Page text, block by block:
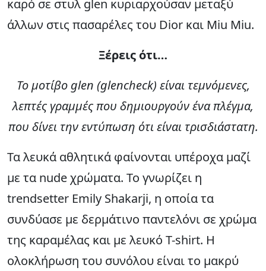
καρό σε στυλ glen κυριαρχούσαν μεταξύ
άλλων στις πασαρέλες του Dior και Miu Miu.
Ξέρεις ότι…
Το μοτίβο glen (glencheck) είναι τεμνόμενες,
λεπτές γραμμές που δημιουργούν ένα πλέγμα,
που δίνει την εντύπωση ότι είναι τρισδιάστατη.
Τα λευκά αθλητικά φαίνονται υπέροχα μαζί
με τα nude χρώματα. Το γνωρίζει η
trendsetter Emily Shakarji, η οποία τα
συνδύασε με δερμάτινο παντελόνι σε χρώμα
της καραμέλας και με λευκό T-shirt. Η
ολοκλήρωση του συνόλου είναι το μακρύ